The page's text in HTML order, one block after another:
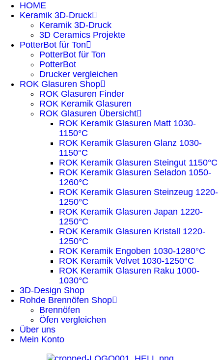
HOME
Keramik 3D-Druck
Keramik 3D-Druck
3D Ceramics Projekte
PotterBot für Ton
PotterBot für Ton
PotterBot
Drucker vergleichen
ROK Glasuren Shop
ROK Glasuren Finder
ROK Keramik Glasuren
ROK Glasuren Übersicht
ROK Keramik Glasuren Matt 1030-
1150°C
ROK Keramik Glasuren Glanz 1030-
1150°C
ROK Keramik Glasuren Steingut 1150°C
ROK Keramik Glasuren Seladon 1050-
1260°C
ROK Keramik Glasuren Steinzeug 1220-
1250°C
ROK Keramik Glasuren Japan 1220-
1250°C
ROK Keramik Glasuren Kristall 1220-
1250°C
ROK Keramik Engoben 1030-1280°C
ROK Keramik Velvet 1030-1250°C
ROK Keramik Glasuren Raku 1000-
1030°C
3D-Design Shop
Rohde Brennöfen Shop
Brennöfen
Öfen vergleichen
Über uns
Mein Konto